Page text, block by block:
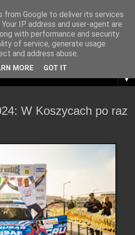
▼
W Koszycach po raz
from Google to deliver its services
IP address and user-agent are
with performance and security
of service, generate usage
and address abuse.
MORE GOT IT